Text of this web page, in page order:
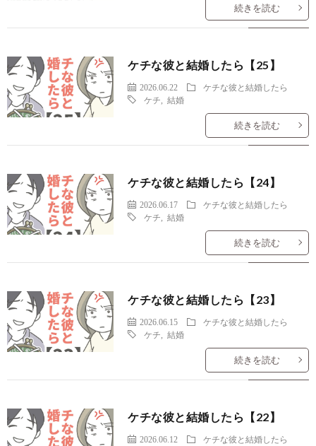
続きを読む
ケチな彼と結婚したら【25】
2026.06.22
ケチな彼と結婚したら
ケチ
,結婚
続きを読む
ケチな彼と結婚したら【24】
2026.06.17
ケチな彼と結婚したら
ケチ
,結婚
続きを読む
ケチな彼と結婚したら【23】
2026.06.15
ケチな彼と結婚したら
ケチ
,結婚
続きを読む
ケチな彼と結婚したら【22】
2026.06.12 ケチな彼と結婚したら